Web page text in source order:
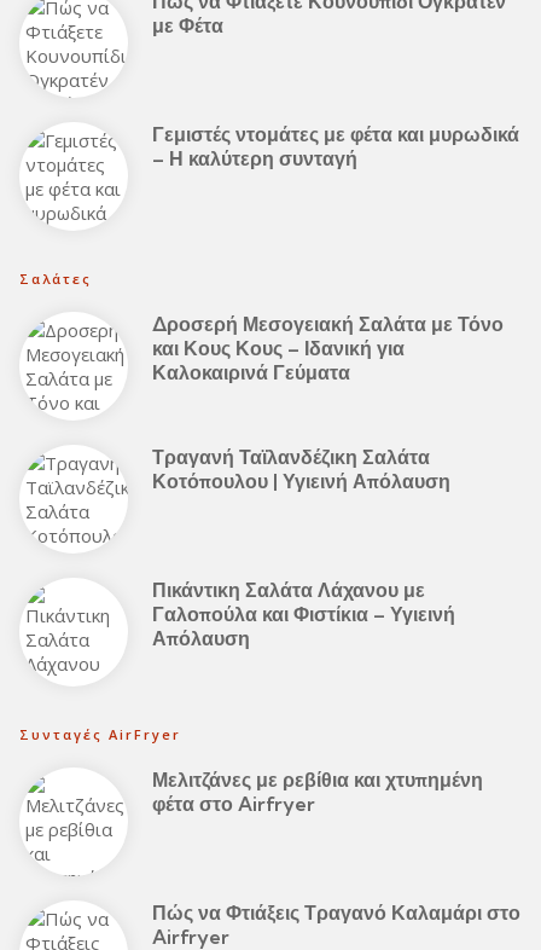
με Φέτα
Γεμιστές ντομάτες με φέτα και μυρωδικά
– Η καλύτερη συνταγή
Σαλάτες
Δροσερή Μεσογειακή Σαλάτα με Τόνο
και Κους Κους – Ιδανική για
Καλοκαιρινά Γεύματα
Τραγανή Ταϊλανδέζικη Σαλάτα
Κοτόπουλου | Υγιεινή Απόλαυση
Πικάντικη Σαλάτα Λάχανου με
Γαλοπούλα και Φιστίκια – Υγιεινή
Απόλαυση
Συνταγές AirFryer
Μελιτζάνες με ρεβίθια και χτυπημένη
φέτα στο Airfryer
Πώς να Φτιάξεις Τραγανό Καλαμάρι στο
Airfryer